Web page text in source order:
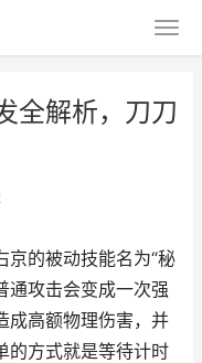
全解析，刀刀
京的被动技能名为“秘
通攻击会变成一次强
成高额物理伤害，并
的方式就是等待计时